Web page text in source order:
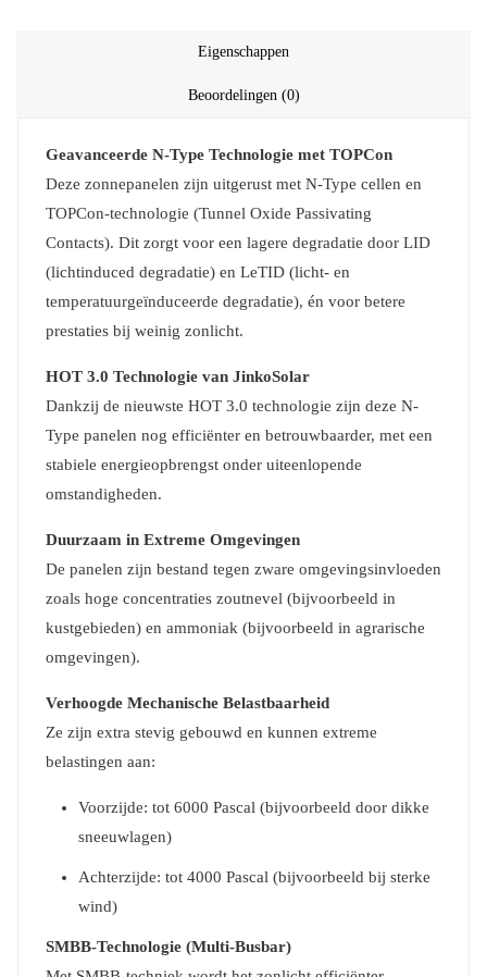
Eigenschappen
Beoordelingen (0)
Geavanceerde N-Type Technologie met TOPCon
Deze zonnepanelen zijn uitgerust met N-Type cellen en
TOPCon-technologie (Tunnel Oxide Passivating
Contacts). Dit zorgt voor een lagere degradatie door LID
(lichtinduced degradatie) en LeTID (licht- en
temperatuurgeïnduceerde degradatie), én voor betere
prestaties bij weinig zonlicht.
HOT 3.0 Technologie van JinkoSolar
Dankzij de nieuwste HOT 3.0 technologie zijn deze N-
Type panelen nog efficiënter en betrouwbaarder, met een
stabiele energieopbrengst onder uiteenlopende
omstandigheden.
Duurzaam in Extreme Omgevingen
De panelen zijn bestand tegen zware omgevingsinvloeden
zoals hoge concentraties zoutnevel (bijvoorbeeld in
kustgebieden) en ammoniak (bijvoorbeeld in agrarische
omgevingen).
Verhoogde Mechanische Belastbaarheid
Ze zijn extra stevig gebouwd en kunnen extreme
belastingen aan:
Voorzijde: tot 6000 Pascal (bijvoorbeeld door dikke
sneeuwlagen)
Achterzijde: tot 4000 Pascal (bijvoorbeeld bij sterke
wind)
SMBB-Technologie (Multi-Busbar)